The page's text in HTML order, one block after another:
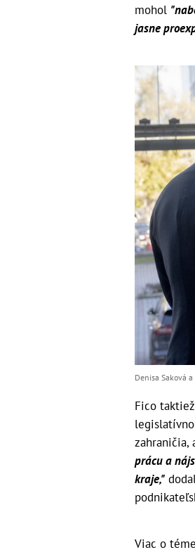
mohol
jasne
Denisa Saková
Fico
zahraničia,
prácu a
kraje,"
Viac o